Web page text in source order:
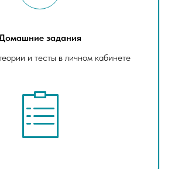
задания
и тесты в личном кабинете